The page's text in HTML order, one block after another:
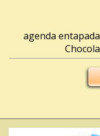
agenda